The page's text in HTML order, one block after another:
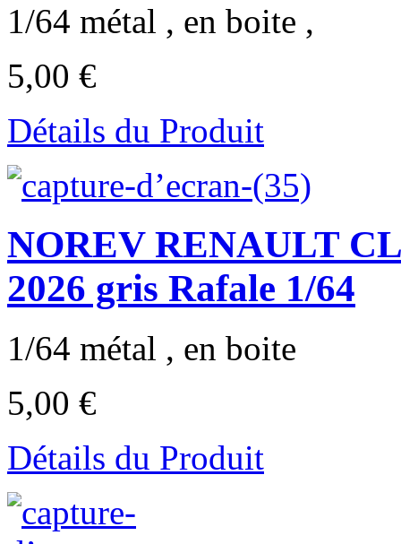
1/64 métal , en boite ,
5,00 €
Détails du Produit
NOREV RENAULT
2026 gris Rafale 1/64
1/64 métal , en boite
5,00 €
Détails du Produit